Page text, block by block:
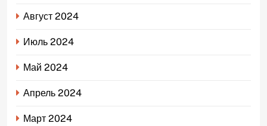
Август 2024
Июль 2024
Май 2024
Апрель 2024
Март 2024